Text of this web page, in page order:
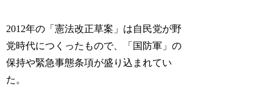
2012年の「憲法改正草案」は自民党が野
党時代につくったもので、「国防軍」の
保持や緊急事態条項が盛り込まれてい
た。